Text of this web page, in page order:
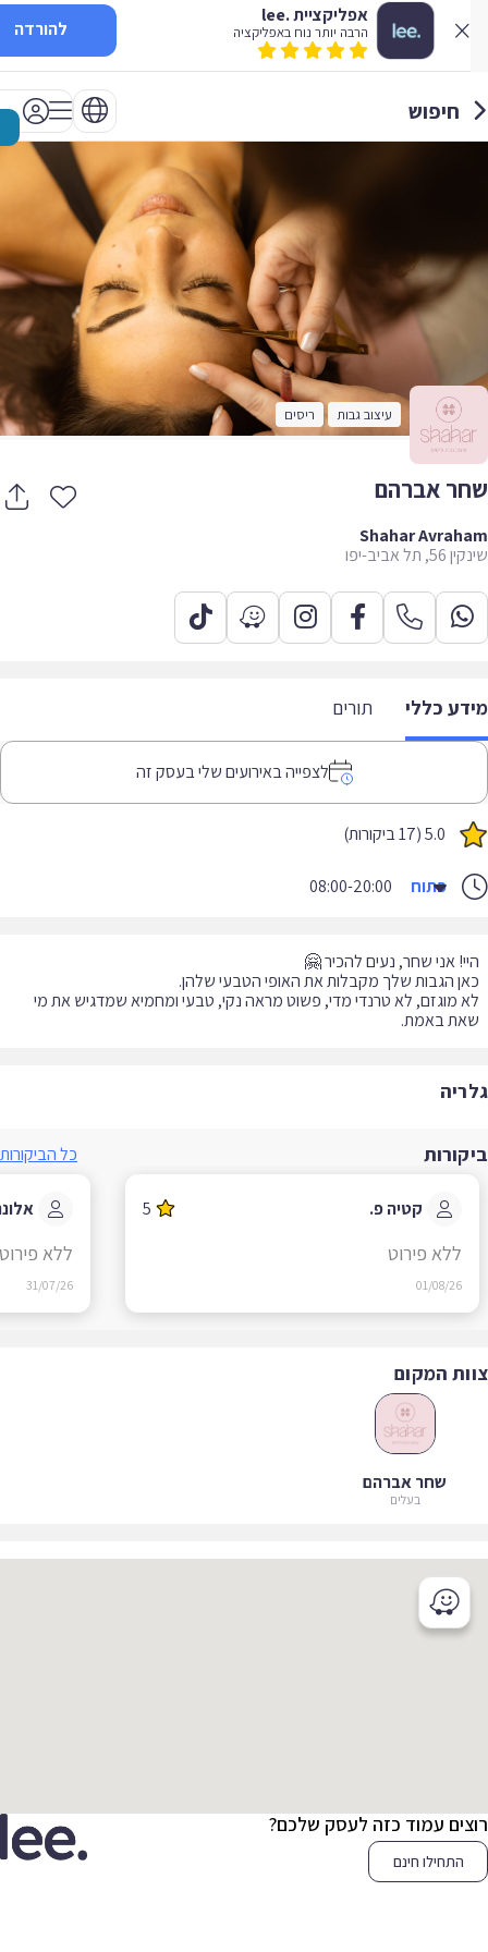
אפליקציית .lee
הרבה יותר נוח באפליקציה להורדה
חיפוש
עיצוב גבות ריסים
אברהם
Shahar
אביב-יפו
כללי תורים
לצפייה באירועים שלי בעסק זה
5.0 (17 ביקורות)
פתוח 08:00-20:00
מוגזם, לא טרנדי מדי, פשוט מראה נקי, טבעי ומחמיא שמדגיש את מי
באמת.
כל הביקורות
קטיה פ. 5
ללא פירוט
01/08/26
אלונה
ללא פירוט
31/07/26
המקום
שחר אברהם
בעלים
עמוד כזה לעסק שלכם?
התחילו חינם